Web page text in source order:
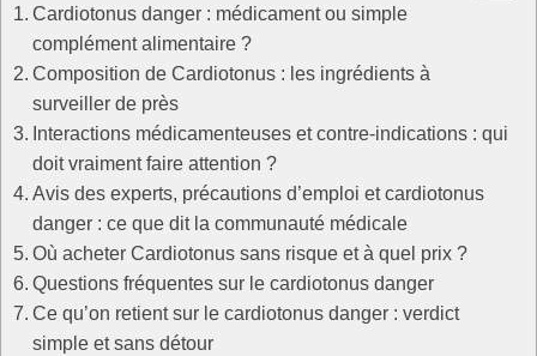
Cardiotonus danger : médicament ou simple
complément alimentaire ?
Composition de Cardiotonus : les ingrédients à
surveiller de près
Interactions médicamenteuses et contre-indications : qui
doit vraiment faire attention ?
Avis des experts, précautions d’emploi et cardiotonus
danger : ce que dit la communauté médicale
Où acheter Cardiotonus sans risque et à quel prix ?
Questions fréquentes sur le cardiotonus danger
Ce qu’on retient sur le cardiotonus danger : verdict
simple et sans détour